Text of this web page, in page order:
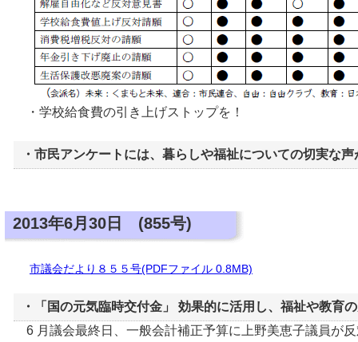
・学校給食費の引き上げストップを！
・市民アンケートには、暮らしや福祉についての切実な
2013年6月30日 (855号)
市議会だより８５５号(PDFファイル 0.8MB)
・「国の元気臨時交付金」 効果的に活用し、福祉や教育
6 月議会最終日、一般会計補正予算に上野美恵子議員が